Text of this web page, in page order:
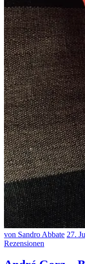
von Sandro Abbate 27.
Rezensionen